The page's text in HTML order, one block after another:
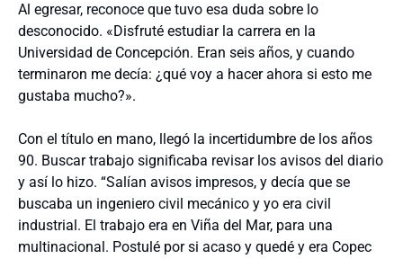
Al egresar, reconoce que tuvo esa duda sobre lo
desconocido. «Disfruté estudiar la carrera en la
Universidad de Concepción. Eran seis años, y cuando
terminaron me decía: ¿qué voy a hacer ahora si esto me
gustaba mucho?».
Con el título en mano, llegó la incertidumbre de los años
90. Buscar trabajo significaba revisar los avisos del diario
y así lo hizo. “Salían avisos impresos, y decía que se
buscaba un ingeniero civil mecánico y yo era civil
industrial. El trabajo era en Viña del Mar, para una
multinacional. Postulé por si acaso y quedé y era Copec